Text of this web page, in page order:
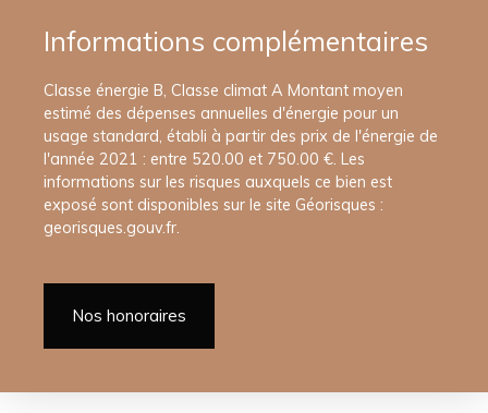
Informations complémentaires
Classe énergie B, Classe climat A Montant moyen
estimé des dépenses annuelles d'énergie pour un
usage standard, établi à partir des prix de l'énergie de
l'année 2021 : entre 520.00 et 750.00 €. Les
informations sur les risques auxquels ce bien est
exposé sont disponibles sur le site Géorisques :
georisques.gouv.fr.
Nos honoraires